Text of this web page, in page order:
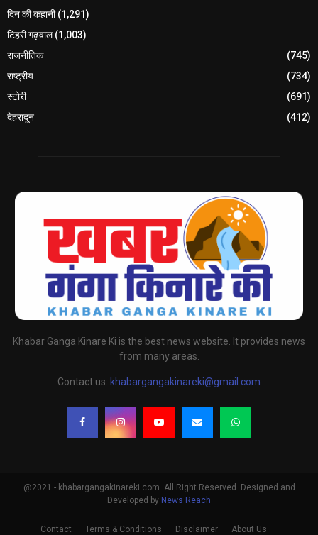
दिन की कहानी(1,291)
टिहरी गढ़वाल(1,003)
राजनीतिक
(745)
राष्ट्रीय
(734)
स्टोरी
(691)
देहरादून
(412)
Khabar Ganga Kinare Ki is the best news website. It provides news
from many areas.
Contact us: khabargangakinareki@gmail.com
@2021 - khabargangakinareki.com. All Right Reserved. Designed and
Developed by News Reach
Contact Terms & Conditions Disclaimer About Us